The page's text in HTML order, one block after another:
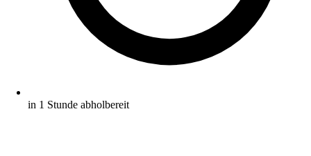
in 1 Stunde abholbereit